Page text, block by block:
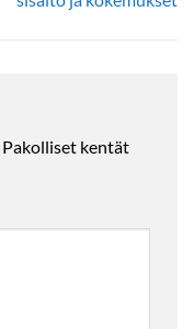
Pakolliset kentät